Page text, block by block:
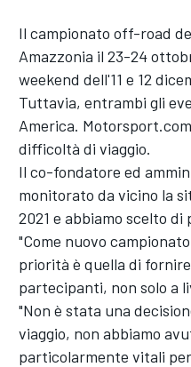
MONOPOSTO
Il campionato off-road
Amazzonia il 23-24
weekend dell'11 e 12
Tuttavia, entrambi gli
America.
difficoltà di viaggio.
Il co-fondatore ed
monitorato da vicino la
2021 e abbiamo scelto
"Come nuovo
priorità è quella di
partecipanti, non solo a
"Non è stata una
viaggio, non abbiamo
particolarmente vitali